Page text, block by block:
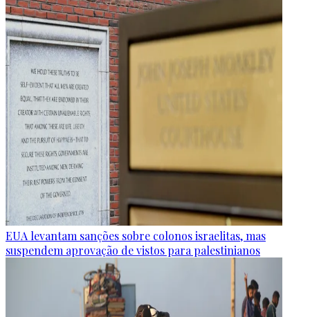
EUA levantam sanções sobre colonos israelitas, mas
suspendem aprovação de vistos para palestinianos